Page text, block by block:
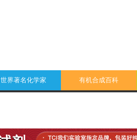
世界著名化学家 有机合成百科